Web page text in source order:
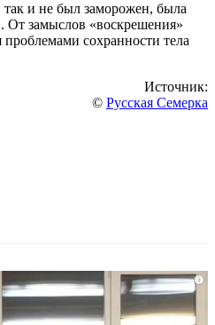
и не был заморожен, была
От замыслов «воскрешения»
сохранности тела
Источник:
© Русская Семерка
i